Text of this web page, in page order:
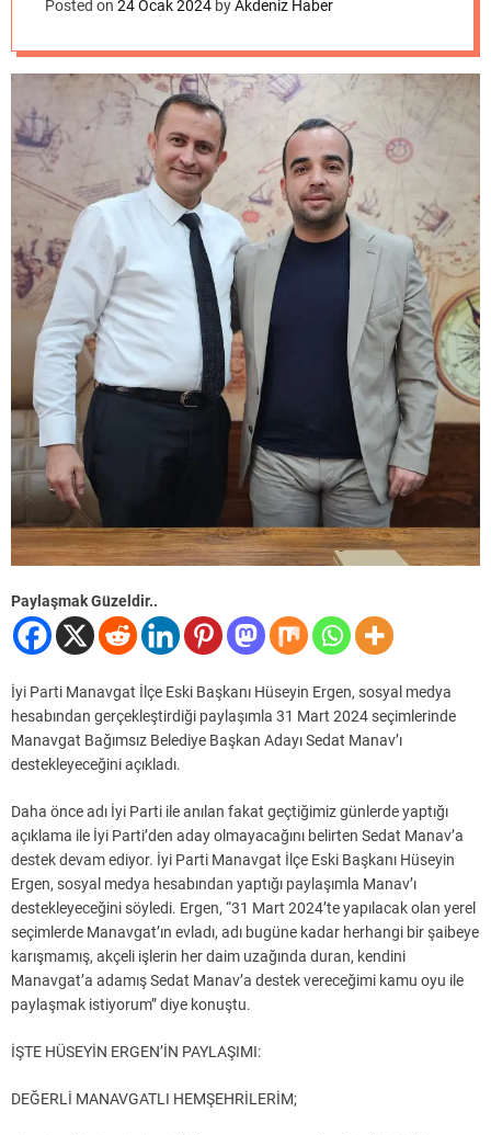
Posted on 24 Ocak 2024 byAkdeniz Haber
Paylaşmak Güzeldir..
İyi Parti Manavgat İlçe Eski Başkanı Hüseyin Ergen, sosyal medya
hesabından gerçekleştirdiği paylaşımla 31 Mart 2024 seçimlerinde
Manavgat Bağımsız Belediye Başkan Adayı Sedat Manav’ı
destekleyeceğini açıkladı.
Daha önce adı İyi Parti ile anılan fakat geçtiğimiz günlerde yaptığı
açıklama ile İyi Parti’den aday olmayacağını belirten Sedat Manav’a
destek devam ediyor. İyi Parti Manavgat İlçe Eski Başkanı Hüseyin
Ergen, sosyal medya hesabından yaptığı paylaşımla Manav’ı
destekleyeceğini söyledi. Ergen, “31 Mart 2024’te yapılacak olan yerel
seçimlerde Manavgat’ın evladı, adı bugüne kadar herhangi bir şaibeye
karışmamış, akçeli işlerin her daim uzağında duran, kendini
Manavgat’a adamış Sedat Manav’a destek vereceğimi kamu oyu ile
paylaşmak istiyorum” diye konuştu.
İŞTE HÜSEYİN ERGEN’İN PAYLAŞIMI:
DEĞERLİ MANAVGATLI HEMŞEHRİLERİM;